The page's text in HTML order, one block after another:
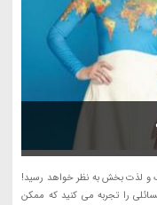
لذت بخش به نظر خواهد رسید!
را تجربه می کنید که ممکن